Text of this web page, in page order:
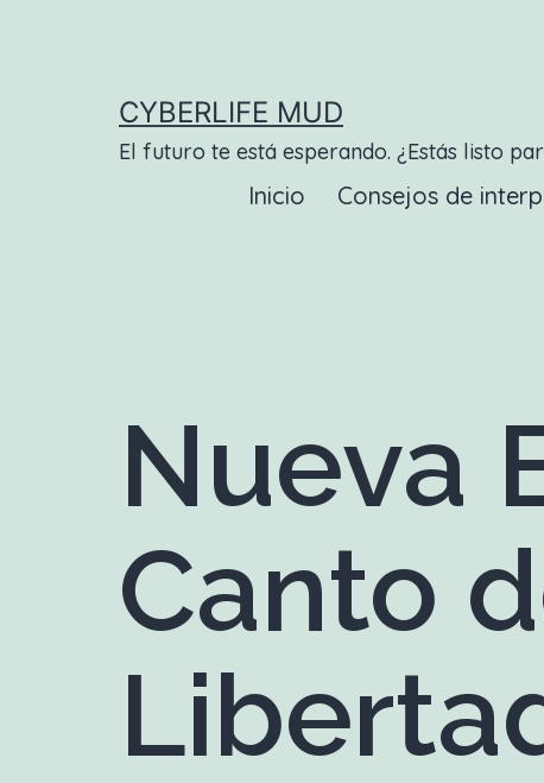
CYBERLIFE MUD
El futuro te está esperando. ¿Estás listo
Inicio Consejos de
Nueva
Canto